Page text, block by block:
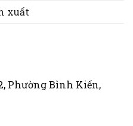
xuất
Phường Bình Kiến,